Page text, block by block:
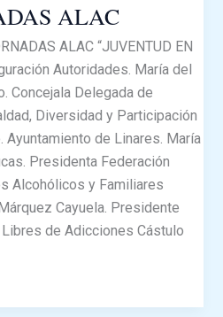
ALAC
ALAC “JUVENTUD EN
Autoridades. María del
Concejala Delegada de
Diversidad y Participación
Ayuntamiento de Linares. María
Presidenta Federación
Alcohólicos y Familiares
Cayuela. Presidente
de Adicciones Cástulo